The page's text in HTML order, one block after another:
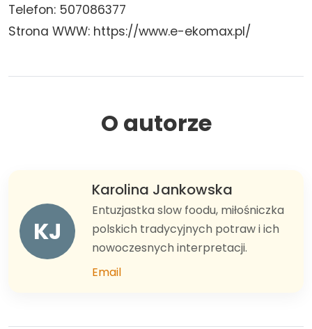
Telefon: 507086377
Strona WWW: https://www.e-ekomax.pl/
O autorze
KJ
Karolina Jankowska
Entuzjastka slow foodu, miłośniczka
polskich tradycyjnych potraw i ich
nowoczesnych interpretacji.
Email